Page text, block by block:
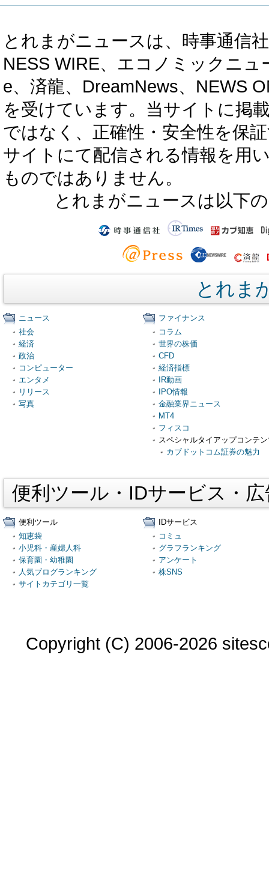
とれまがニュースは、時事通信
NESS WIRE、エコノミックニ
e、済龍、DreamNews、NEWS
を受けています。当サイトに掲
ではなく、正確性・安全性を保
サイトにて配信される情報を用
ものではありません。
とれまがニュースは以下
とれま
ニュース
社会
経済
政治
コンピューター
エンタメ
リリース
写真
ファイナンス
コラム
世界の株価
CFD
経済指標
IR動画
IPO情報
金融業界ニュース
MT4
フィスコ
スペシャルタイアップコンテ
カブドットコム証券の魅力
便利ツール・IDサービス・
便利ツール
知恵袋
小児科・産婦人科
保育園・幼稚園
人気ブログランキング
サイトカテゴリ一覧
IDサービス
コミュ
グラフランキング
アンケート
株SNS
Copyright (C) 2006-2026